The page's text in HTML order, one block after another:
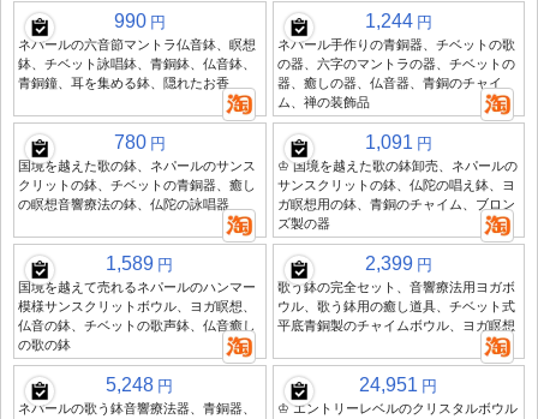
990 円
ネパールの六音節マントラ仏音鉢、瞑想
鉢、チベット詠唱鉢、青銅鉢、仏音鉢、
青銅鐘、耳を集める鉢、隠れたお香
1,244 円
ネパール手作りの青銅器、チベットの歌
の器、六字のマントラの器、チベットの
器、癒しの器、仏音器、青銅のチャイ
ム、禅の装飾品
780 円
国境を越えた歌の鉢、ネパールのサンス
クリットの鉢、チベットの青銅器、癒し
の瞑想音響療法の鉢、仏陀の詠唱器
1,091 円
♔ 国境を越えた歌の鉢卸売、ネパールの
サンスクリットの鉢、仏陀の唱え鉢、ヨ
ガ瞑想用の鉢、青銅のチャイム、ブロン
ズ製の器
1,589 円
国境を越えて売れるネパールのハンマー
模様サンスクリットボウル、ヨガ瞑想、
仏音の鉢、チベットの歌声鉢、仏音癒し
の歌の鉢
2,399 円
歌う鉢の完全セット、音響療法用ヨガボ
ウル、歌う鉢用の癒し道具、チベット式
平底青銅製のチャイムボウル、ヨガ瞑想
5,248 円
ネパールの歌う鉢音響療法器、青銅器、
24,951 円
♔ エントリーレベルのクリスタルボウル